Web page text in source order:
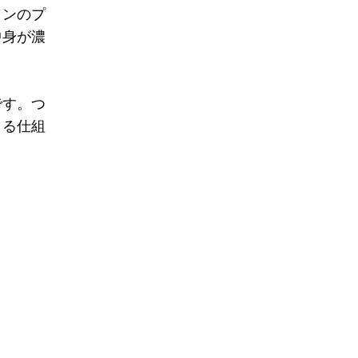
のプ
が濃
。つ
仕組